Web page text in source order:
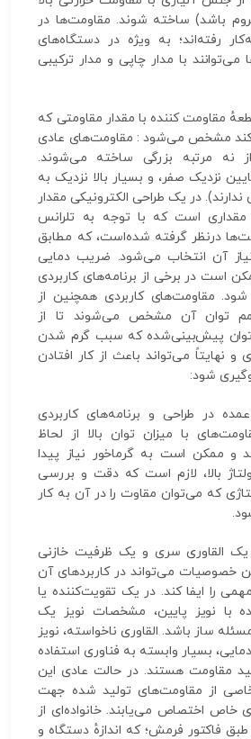
باشد) ساخته شوند. مقاومت‌ها در
رفته‌اند؛ به ویژه در دستگاه‌های
می‌توانند با مدار چاپی و مدار ترکیبی
مقاومت‌ کننده با مقدار مقاومتی که
مشخص می‌شود : مقاومت‌های عادی
نه مرتبه بزرگی ساخته می‌شوند.
نزدیک صفر، و بسیار بالا نزدیک به
در یک طراحی الکترونیکی مقدار
است که با توجه به تلرانس
درنظر گرفته شده‌است، که مطابق
نیاز آن انتخاب می‌شود. ضریب دمایی
است در برخی از برنامه‌های کاربردی
مقاومت‌های کاربردی همچنین از
توان آن مشخص می‌شوند تا از
توان پیش‌بینی‌شده که سبب گرم شدن
و نهایتاً می‌تواند باعث از کار افتادن
شود:
در طراحی و برنامه‌های کاربردی
با میزان توان بالا از لحاظ
و ممکن است به گرماخور نیاز پیدا
بالا، لازم است که دقت و بررسی
که می‌توان مقاوت را در آن به کار
یک القاوری سری و یک ظرفیت خازنی
خصوصیات می‌تواند در کاربردهای آن
را ایفا کند. در یک تقویت‌کننده یا
با نویز پایین، مشخصات نویز یک
ساز باشد. القاوری ناخواسته، نویز
بسیار وابسته به فناوری استفاده
مقاومت هستند. در حالت عادی این
خاصی از مقاومت‌های تولید شده جهت
خاص اختصاص می‌یابند. خانواده‌ای از
فاکتور فرمش؛ که اندازهٔ دستگاه و